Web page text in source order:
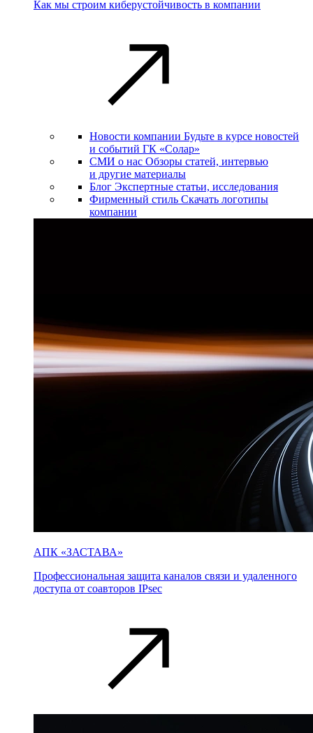
Как мы строим киберустойчивость в компании
Новости компании Будьте в курсе новостей
и событий ГК «Солар»
СМИ о нас Обзоры статей, интервью
и другие материалы
Блог Экспертные статьи, исследования
Фирменный стиль Скачать логотипы
компании
АПК «ЗАСТАВА»
Профессиональная защита каналов связи и удаленного
доступа от соавторов IPsec